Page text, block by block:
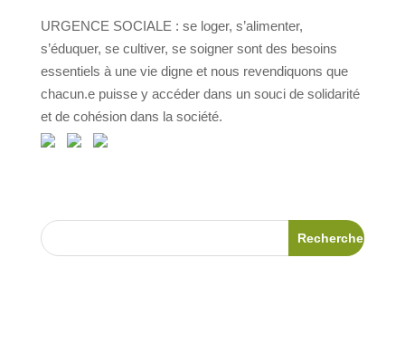
URGENCE SOCIALE : se loger, s’alimenter,
s’éduquer, se cultiver, se soigner sont des besoins
essentiels à une vie digne et nous revendiquons que
chacun.e puisse y accéder dans un souci de solidarité
et de cohésion dans la société.